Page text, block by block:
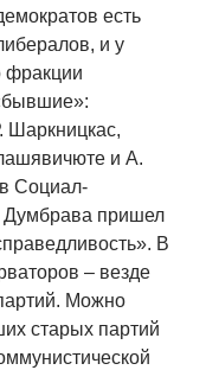
есть
и у
фракции
Шаркницкас,
и А.
Социал-
Думбрава пришел
В
– везде
Можно
старых партий